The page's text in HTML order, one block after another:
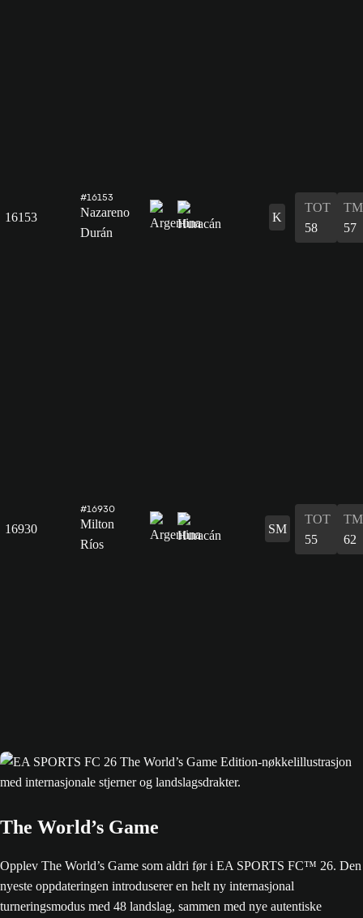
16153
#16153
Nazareno
Durán
K
TOT
58
57
16930
#16930
Milton
Ríos
SM
TOT
55
62
The World’s Game
Opplev The World’s Game som aldri før i EA SPORTS FC™ 26. Den
nyeste oppdateringen introduserer en helt ny internasjonal
turneringsmodus med 48 landslag, sammen med nye autentiske